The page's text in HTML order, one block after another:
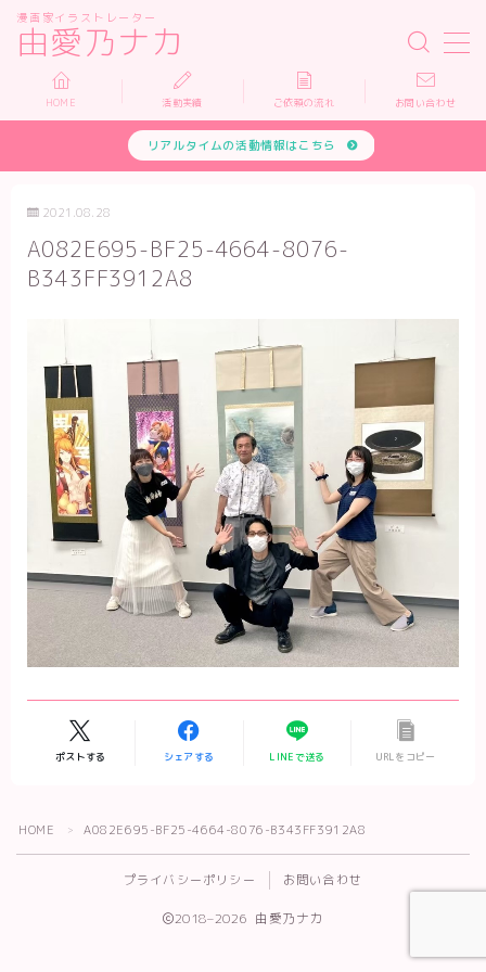
由愛乃ナカ
漫画家イラストレーター
MENU
活動実績
依頼について
HOME 活動実績 ご依頼の流れ お問い合わせ
リアルタイムの活動情報はこちら
2021.08.28
A082E695-BF25-4664-8076-
B343FF3912A8
ポストする シェアする LINEで送る URLをコピー
HOME ＞ A082E695-BF25-4664-8076-B343FF3912A8
プライバシーポリシー お問い合わせ
2018–2026 由愛乃ナカ